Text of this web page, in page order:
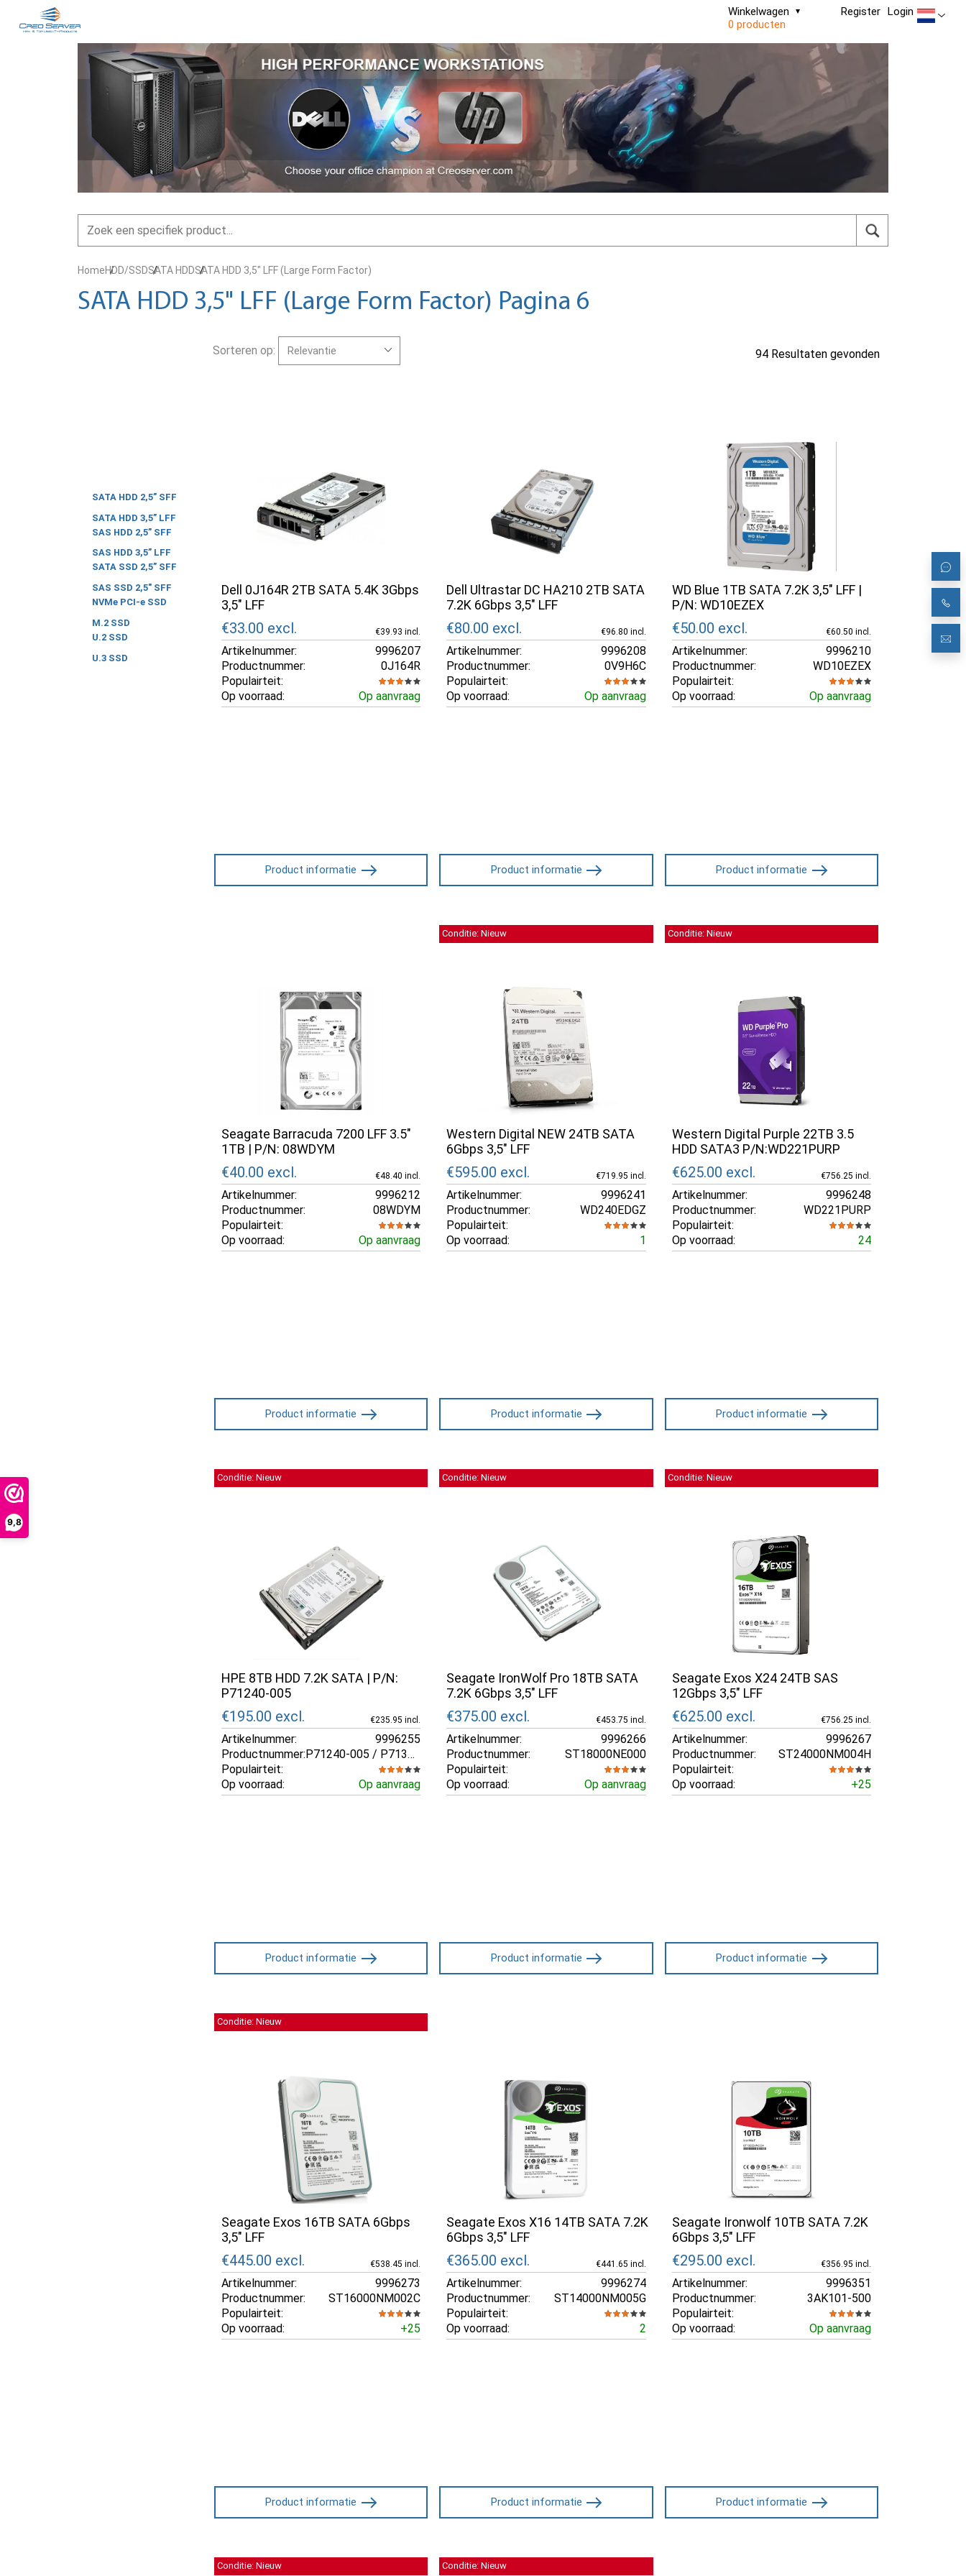
9,8
Register Login
Winkelwagen
0 producten
HomeHDD/SSDSATA HDDSATA HDD 3,5" LFF (Large Form Factor)
SATA HDD 3,5" LFF (Large Form Factor) Pagina 6
SATA HDD 2,5” SFF
SATA HDD 3,5” LFF
SAS HDD 2,5” SFF
SAS HDD 3,5” LFF
SATA SSD 2,5” SFF
SAS SSD 2,5" SFF
NVMe PCI-e SSD
M.2 SSD
U.2 SSD
U.3 SSD
Sorteren op: 94 Resultaten gevonden
Dell 0J164R 2TB SATA 5.4K 3Gbps
3,5" LFF
€33.00 excl. €39.93 incl.
Artikelnummer:
9996207
Productnummer:
0J164R
Populairteit:
Op voorraad:
Op aanvraag
Product informatie
Dell Ultrastar DC HA210 2TB SATA
7.2K 6Gbps 3,5" LFF
€80.00 excl. €96.80 incl.
Artikelnummer:
9996208
Productnummer:
0V9H6C
Populairteit:
Op voorraad:
Op aanvraag
Product informatie
WD Blue 1TB SATA 7.2K 3,5" LFF |
P/N: WD10EZEX
€50.00 excl. €60.50 incl.
Artikelnummer:
9996210
Productnummer:
WD10EZEX
Populairteit:
Op voorraad:
Op aanvraag
Product informatie
Seagate Barracuda 7200 LFF 3.5"
1TB | P/N: 08WDYM
€40.00 excl. €48.40 incl.
Artikelnummer:
9996212
Productnummer:
08WDYM
Populairteit:
Op voorraad:
Op aanvraag
Product informatie
Western Digital NEW 24TB SATA
6Gbps 3,5" LFF
€595.00 excl. €719.95 incl.
Artikelnummer:
9996241
Productnummer:
WD240EDGZ
Populairteit:
Op voorraad:
1
Conditie: Nieuw
Product informatie
Western Digital Purple 22TB 3.5
HDD SATA3 P/N:WD221PURP
€625.00 excl. €756.25 incl.
Artikelnummer:
9996248
Productnummer:
WD221PURP
Populairteit:
Op voorraad:
24
Conditie: Nieuw
Product informatie
HPE 8TB HDD 7.2K SATA | P/N:
P71240-005
€195.00 excl. €235.95 incl.
Artikelnummer:
9996255
Productnummer:
P71240-005 / P71317-565
Populairteit:
Op voorraad:
Op aanvraag
Conditie: Nieuw
Product informatie
Seagate IronWolf Pro 18TB SATA
7.2K 6Gbps 3,5" LFF
€375.00 excl. €453.75 incl.
Artikelnummer:
9996266
Productnummer:
ST18000NE000
Populairteit:
Op voorraad:
Op aanvraag
Conditie: Nieuw
Product informatie
Seagate Exos X24 24TB SAS
12Gbps 3,5" LFF
€625.00 excl. €756.25 incl.
Artikelnummer:
9996267
Productnummer:
ST24000NM004H
Populairteit:
Op voorraad:
+25
Conditie: Nieuw
Product informatie
Seagate Exos 16TB SATA 6Gbps
3,5" LFF
€445.00 excl. €538.45 incl.
Artikelnummer:
9996273
Productnummer:
ST16000NM002C
Populairteit:
Op voorraad:
+25
Conditie: Nieuw
Product informatie
Seagate Exos X16 14TB SATA 7.2K
6Gbps 3,5" LFF
€365.00 excl. €441.65 incl.
Artikelnummer:
9996274
Productnummer:
ST14000NM005G
Populairteit:
Op voorraad:
2
Product informatie
Seagate Ironwolf 10TB SATA 7.2K
6Gbps 3,5" LFF
€295.00 excl. €356.95 incl.
Artikelnummer:
9996351
Productnummer:
3AK101-500
Populairteit:
Op voorraad:
Op aanvraag
Product informatie
Conditie: Nieuw Conditie: Nieuw